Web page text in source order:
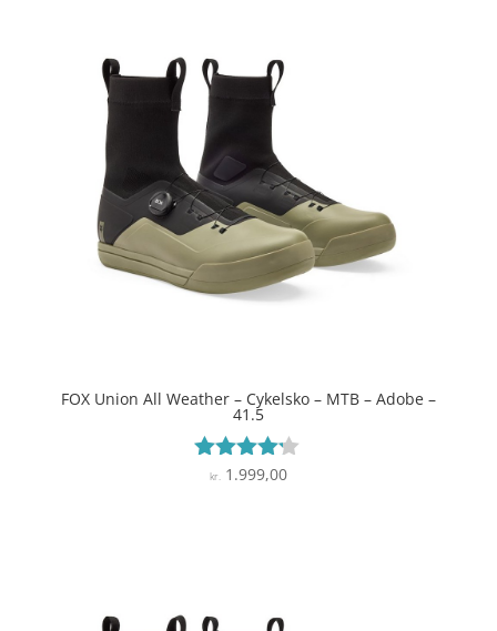
FOX Union All Weather – Cykelsko – MTB – Adobe –
41.5
Vurderet
kr. 1.999,00